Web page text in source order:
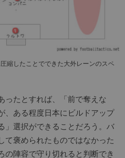
縮したことでできた大外レーンのスペ
たとすれば、「前で奪えな
、ある程度日本にビルドアップ
」選択ができることだろう。バ
て褒められたものではなかった
の陣容で守り切れると判断でき